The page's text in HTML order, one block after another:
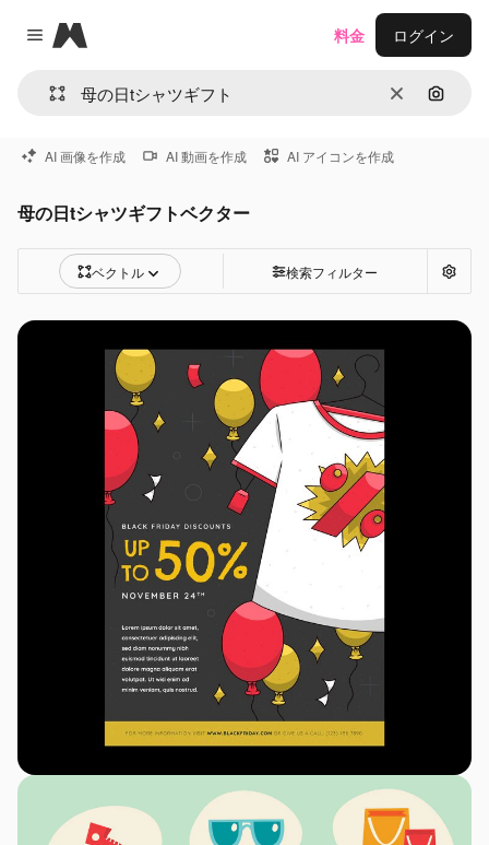
Close menu
Magnific
消去 画像で
料金 ログイン
AI 画像を作成 AI 動画を作成 AI アイコンを作成
母の日tシャツギフトベクター
ベクトル 検索フィルター